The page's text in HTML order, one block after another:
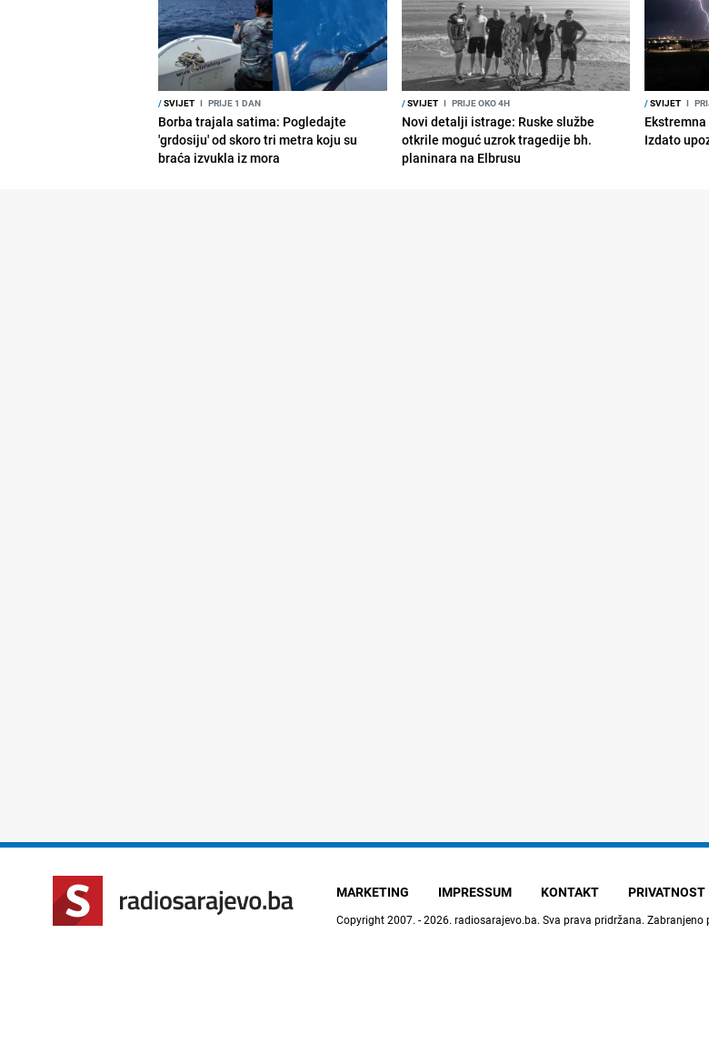
/SVIJET I PRIJE 1 DAN
Borba trajala satima: Pogledajte
'grdosiju' od skoro tri metra koju su
braća izvukla iz mora
/SVIJET I PRIJE OKO 4H
Novi detalji istrage: Ruske službe
otkrile moguć uzrok tragedije bh.
planinara na Elbrusu
/SVIJET I
Izdato
MARKETING IMPRESSUM KONTAKT PRIVATNOST
Copyright 2007. - 2026. radiosarajevo.ba. Sva prava pridržana.